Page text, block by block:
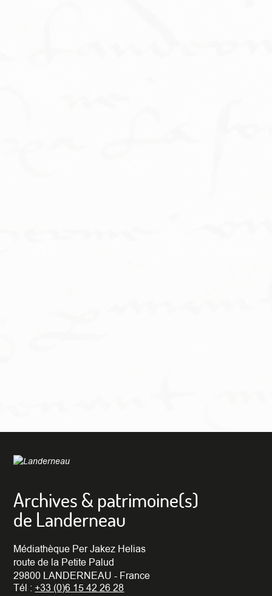
Archives & patrimoine(s)
de Landerneau
Médiathèque Per Jakez Helias
route de la Petite Palud
29800 LANDERNEAU - France
Tél :+33 (0)6 15 42 26 28